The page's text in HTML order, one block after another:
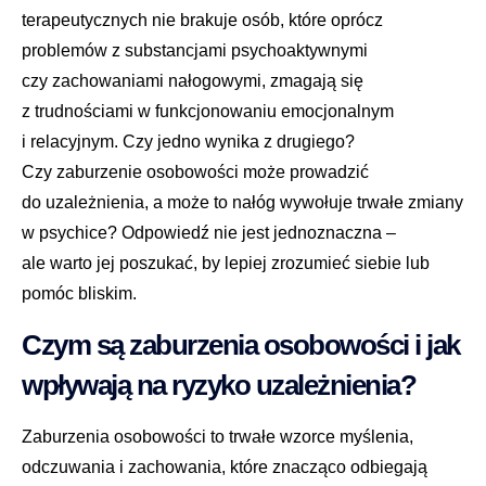
terapeutycznych nie brakuje osób, które oprócz
problemów z substancjami psychoaktywnymi
czy zachowaniami nałogowymi, zmagają się
z trudnościami w funkcjonowaniu emocjonalnym
i relacyjnym. Czy jedno wynika z drugiego?
Czy zaburzenie osobowości może prowadzić
do uzależnienia, a może to nałóg wywołuje trwałe zmiany
w psychice? Odpowiedź nie jest jednoznaczna –
ale warto jej poszukać, by lepiej zrozumieć siebie lub
pomóc bliskim.
Czym są zaburzenia osobowości i jak
wpływają na ryzyko uzależnienia?
Zaburzenia osobowości to trwałe wzorce myślenia,
odczuwania i zachowania, które znacząco odbiegają